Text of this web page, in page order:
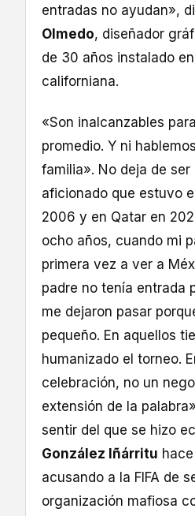
entradas no ayudan»,
Olmedo, diseñador
de 30 años instalado
californiana.
«Son inalcanzables
promedio. Y ni
familia». No deja de
aficionado que estuvo
2006 y en Qatar en
ocho años, cuando mi
primera vez a ver a
padre no tenía entrada
me dejaron pasar
pequeño. En aquellos
humanizado el torneo.
celebración, no un
extensión de la
sentir del que se hizo
González Iñárritu
acusando a la FIFA de
organización mafiosa